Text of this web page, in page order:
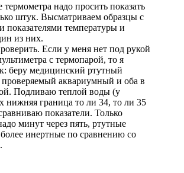
надо просить показать
штук. Высматриваем образцы с
показателями температуры и
из них.
Если у меня нет под рукой
с термопарой, то я
беру медицинский ртутный
проверяемый аквариумный и оба в
Подливаю теплой воды (у
нижняя граница то ли 34, то ли 35
показатели. Только
минут через пять, ртутные
инертные по сравнению со